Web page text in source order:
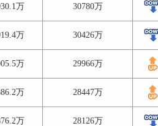
万 30780万
万 30426万
万 29966万
万 28447万
万 28126万